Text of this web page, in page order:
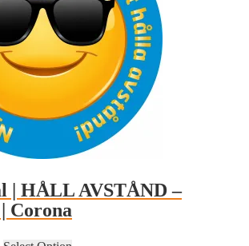
| HÅLL AVSTÅND –
Corona